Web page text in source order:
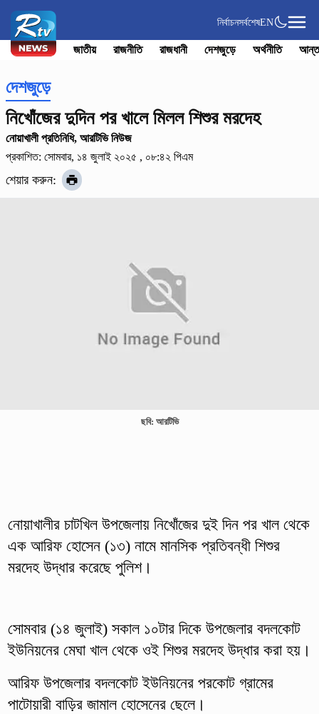
নির্বাচনসর্বশেষEN
জাতীয় রাজনীতি রাজধানী দেশজুড়ে অর্থনীতি
দেশজুড়ে
নিখোঁজের দুদিন পর খালে মিলল শিশুর মরদেহ
নোয়াখালী প্রতিনিধি, আরটিভি নিউজ
প্রকাশিত: সোমবার, ১৪ জুলাই ২০২৫ , ০৮:৪২ পিএম
শেয়ার করুন:
ছবি: আরটিভি
নোয়াখালীর চাটখিল উপজেলায় নিখোঁজের দুই দিন পর খাল থেকে
এক আরিফ হোসেন (১৩) নামে মানসিক প্রতিবন্ধী শিশুর
মরদেহ উদ্ধার করেছে পুলিশ।
সোমবার (১৪ জুলাই) সকাল ১০টার দিকে উপজেলার বদলকোট
ইউনিয়নের মেঘা খাল থেকে ওই শিশুর মরদেহ উদ্ধার করা হয়।
আরিফ উপজেলার বদলকোট ইউনিয়নের পরকোট গ্রামের
পাটোয়ারী বাড়ির জামাল হোসেনের ছেলে।